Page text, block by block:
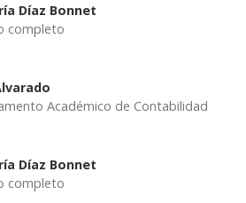
Díaz Bonnet
completo
Académico de Contabilidad
Díaz Bonnet
completo